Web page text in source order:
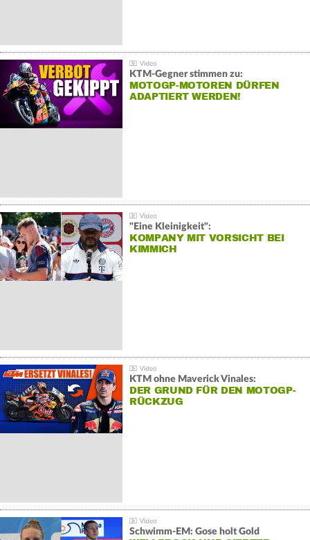
KTM-Gegner stimmen zu:
MOTOGP-MOTOREN DÜRFEN
ADAPTIERT WERDEN!
"Eine Kleinigkeit":
KOMPANY MIT VORSICHT BEI
KIMMICH
KTM ohne Maverick Vinales:
DER GRUND FÜR DEN MOTOGP-
RÜCKZUG
Schwimm-EM: Gose holt Gold